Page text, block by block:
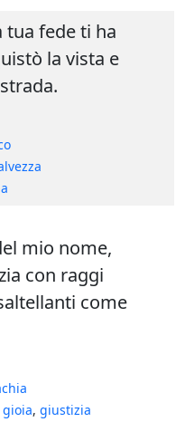
tua fede ti ha
la vista e
mio nome,
con raggi
come
gioia, giustizia